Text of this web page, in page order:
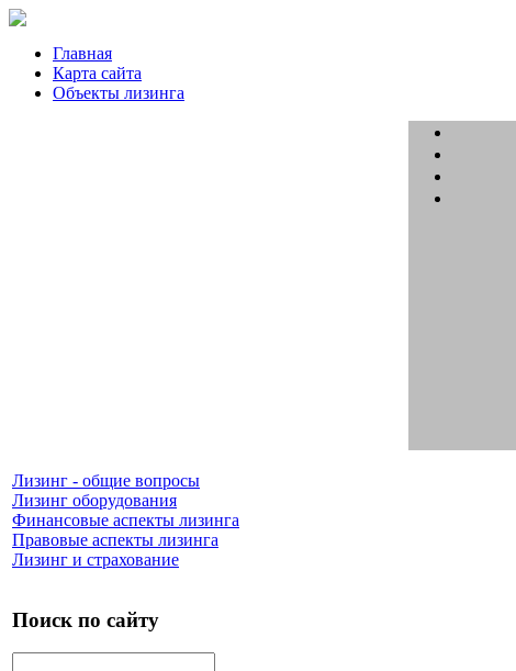
Главная
Карта сайта
Объекты лизинга
Лизинг - общие вопросы
Лизинг оборудования
Финансовые аспекты лизинга
Правовые аспекты лизинга
Лизинг и страхование
Поиск по сайту